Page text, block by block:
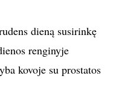
dieną susirinkę
renginyje
kovoje su prostatos